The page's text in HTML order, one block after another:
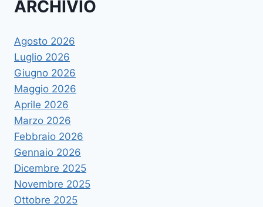
ARCHIVIO
Agosto 2026
Luglio 2026
Giugno 2026
Maggio 2026
Aprile 2026
Marzo 2026
Febbraio 2026
Gennaio 2026
Dicembre 2025
Novembre 2025
Ottobre 2025